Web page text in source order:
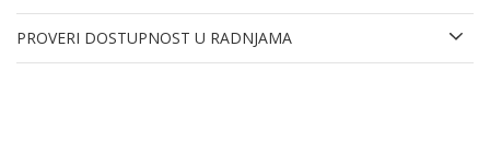
PROVERI DOSTUPNOST U RADNJAMA